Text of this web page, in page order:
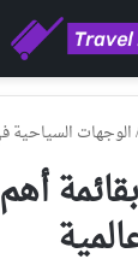
الوجهات السياحية